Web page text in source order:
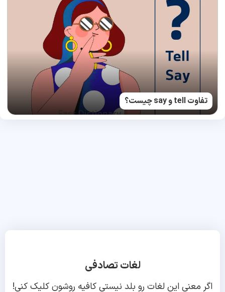
تفاوت tell و say چیست؟
لغات تصادفی
اگر معنی این لغات رو بلد نیستی کافیه روشون کلیک کنی!